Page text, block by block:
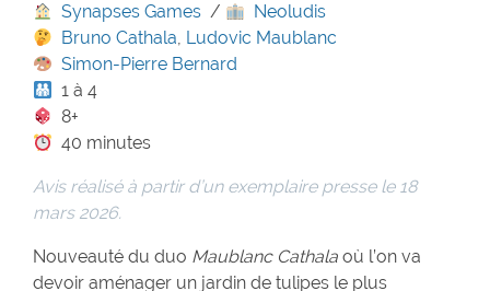
Synapses Games /
Neoludis
Bruno Cathala, Ludovic Maublanc
Simon-Pierre Bernard
1 à 4
8+
40 minutes
Avis réalisé à partir d’un exemplaire presse le 18
mars 2026.
Nouveauté du duo Maublanc Cathala où l’on va
devoir aménager un jardin de tulipes le plus